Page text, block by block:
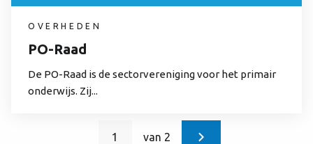
OVERHEDEN
PO-Raad
De PO-Raad is de sectorvereniging voor het primair
onderwijs. Zij...
1 van 2